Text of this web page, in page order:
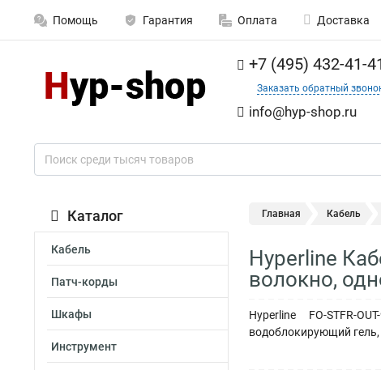
Помощь Гарантия Оплата Доставка
+7 (495) 432-41-
Заказать обратный
info@hyp-shop.ru
Каталог
Кабель
Патч-корды
Шкафы
Инструмент
Главная Кабель
Hyperline
волокно,
Hyperline FO-STFR-
водоблокирующий